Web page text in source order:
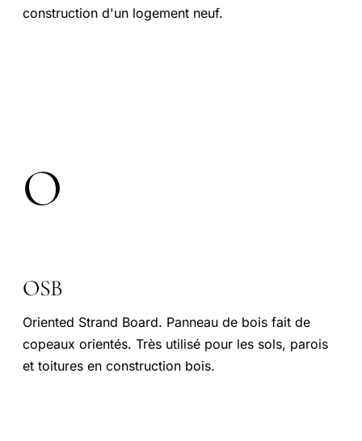
construction d'un logement neuf.
O
OSB
Oriented Strand Board. Panneau de bois fait de
copeaux orientés. Très utilisé pour les sols, parois
et toitures en construction bois.